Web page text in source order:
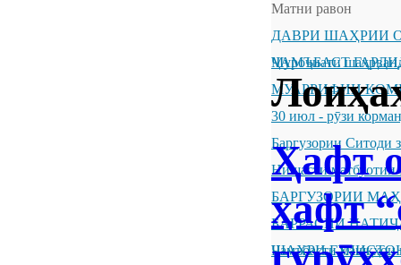
Матни равон
ДАВРИ ШАҲРИИ
ҶАМЪБАСТ
Муроҷиати
МУАРРИФИИ
30 июл - рӯзи
Баргузории Ситоди
Нишасти матбуотии
БАРГУЗОРИИ
БАРРАСИИ
ШАҲРИ
Ҷамъбасти машқҳои
Ҳафт
ҳафт